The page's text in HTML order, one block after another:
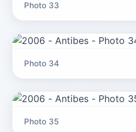
Photo 33
Photo 34
Photo 35